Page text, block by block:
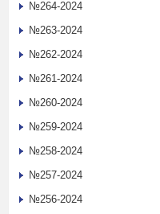
№264-2024
№263-2024
№262-2024
№261-2024
№260-2024
№259-2024
№258-2024
№257-2024
№256-2024